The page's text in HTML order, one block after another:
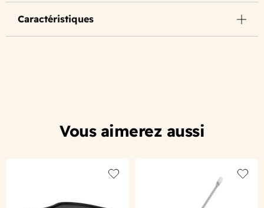
Caractéristiques
Vous aimerez aussi